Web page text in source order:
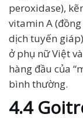
peroxidase),
vitamin A
dịch tuyến
ở phụ nữ Việt
hàng đầu của
bình thường.
4.4